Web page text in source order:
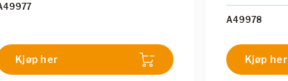
Kjøp her
A49978
Kjøp her